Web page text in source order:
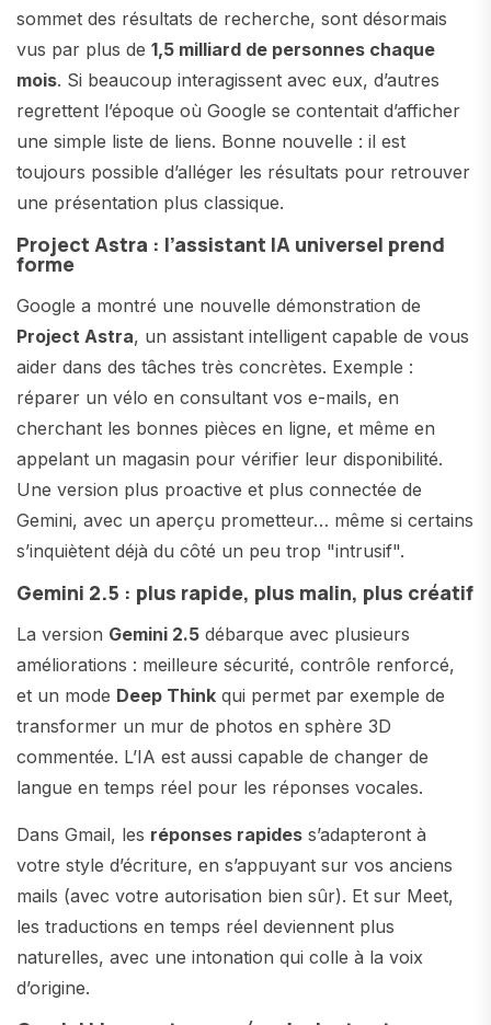
sommet des résultats de recherche, sont désormais
vus par plus de 1,5 milliard de personnes chaque
mois. Si beaucoup interagissent avec eux, d’autres
regrettent l’époque où Google se contentait d’afficher
une simple liste de liens. Bonne nouvelle : il est
toujours possible d’alléger les résultats pour retrouver
une présentation plus classique.
Project Astra : l’assistant IA universel prend
forme
Google a montré une nouvelle démonstration de
Project Astra, un assistant intelligent capable de vous
aider dans des tâches très concrètes. Exemple :
réparer un vélo en consultant vos e-mails, en
cherchant les bonnes pièces en ligne, et même en
appelant un magasin pour vérifier leur disponibilité.
Une version plus proactive et plus connectée de
Gemini, avec un aperçu prometteur… même si certains
s’inquiètent déjà du côté un peu trop "intrusif".
Gemini 2.5 : plus rapide, plus malin, plus créatif
La version Gemini 2.5 débarque avec plusieurs
améliorations : meilleure sécurité, contrôle renforcé,
et un mode Deep Think qui permet par exemple de
transformer un mur de photos en sphère 3D
commentée. L’IA est aussi capable de changer de
langue en temps réel pour les réponses vocales.
Dans Gmail, les réponses rapides s’adapteront à
votre style d’écriture, en s’appuyant sur vos anciens
mails (avec votre autorisation bien sûr). Et sur Meet,
les traductions en temps réel deviennent plus
naturelles, avec une intonation qui colle à la voix
d’origine.